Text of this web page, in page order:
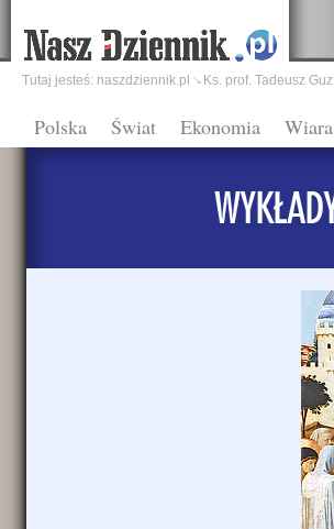
Polska Świat Ekonomia Wiara
Tutaj jesteś: naszdziennik.pl Ks. prof. Tadeusz Guz